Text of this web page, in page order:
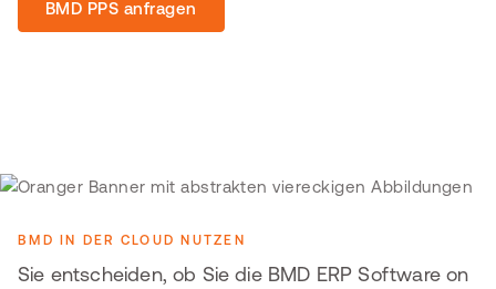
BMD PPS anfragen
BMD IN DER CLOUD NUTZEN
Sie entscheiden, ob Sie die BMD ERP Software on